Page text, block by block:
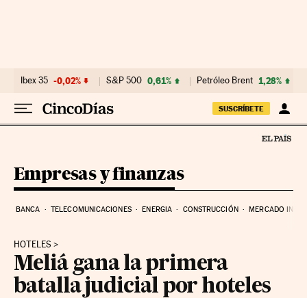
Ibex 35 -0,02% S&P 500 0,61% Petróleo Brent 1,28%
SUSCRÍBETE
Empresas y finanzas
BANCA TELECOMUNICACIONES ENERGIA CONSTRUCCIÓN MERCADO
HOTELES
Meliá gana la primera
batalla judicial por hoteles